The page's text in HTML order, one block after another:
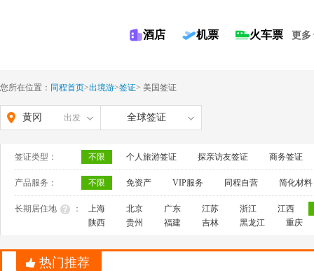
酒店 机票 火车票 更多
您所在位置： 同程首页>出境游>签证> 美国签证
黄冈 出发 全球签证
签证类型： 不限 个人旅游签证 探亲访友签证 商务签证
产品服务： 不限 免资产 VIP服务 同程自营 简化材料
长期居住地 ： 上海 北京 广东 江苏 浙江
江西
陕西
贵州 福建 吉林 黑龙江 重庆
热门推荐